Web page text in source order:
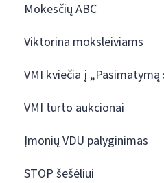
Mokesčių ABC
Viktorina moksleiviams
VMI kviečia į „Pasimatymą
VMI turto aukcionai
Įmonių VDU palyginimas
STOP šešėliui